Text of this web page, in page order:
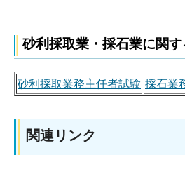
砂利採取業・採石業に関す
砂利採取業務主任者試験 採石業
関連リンク